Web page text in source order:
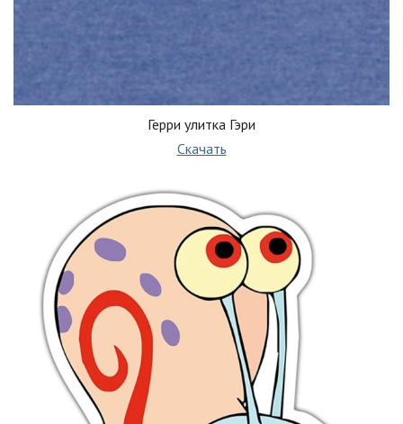
Герри улитка Гэри
Скачать